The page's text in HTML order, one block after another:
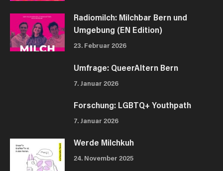
Radiomilch: Milchbar Bern und
Umgebung (EN Edition)
23. Februar 2026
Umfrage: QueerAltern Bern
7. Januar 2026
Forschung: LGBTQ+ Youthpath
7. Januar 2026
Werde Milchkuh
24. November 2025